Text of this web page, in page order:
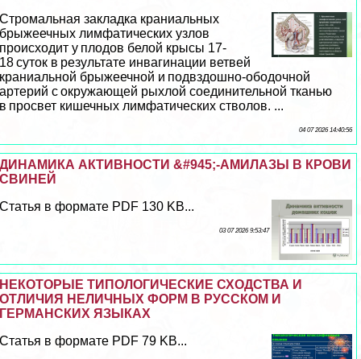
Стромальная закладка краниальных
брыжеечных лимфатических узлов
происходит у плодов белой крысы 17-
18 суток в результате инвaгинации ветвей
краниальной брыжеечной и подвздошно-ободочной
артерий с окружающей рыхлой соединительной тканью
в просвет кишечных лимфатических стволов. ...
04 07 2026 14:40:56
ДИНАМИКА АКТИВНОСТИ &#945;-АМИЛАЗЫ В КРОВИ
СВИНЕЙ
Статья в формате PDF 130 KB...
03 07 2026 9:53:47
НЕКОТОРЫЕ ТИПОЛОГИЧЕСКИЕ СХОДСТВА И
ОТЛИЧИЯ НЕЛИЧНЫХ ФОРМ В РУССКОМ И
ГЕРМАНСКИХ ЯЗЫКАХ
Статья в формате PDF 79 KB...